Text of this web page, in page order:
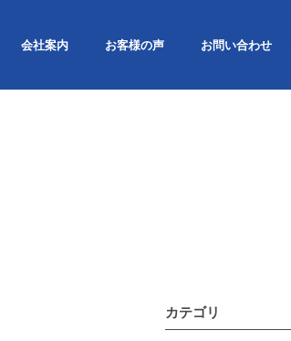
会社案内 お客様の声 お問い合わせ
カテゴリ